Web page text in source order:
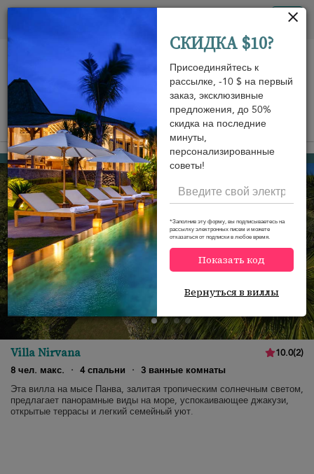
View on map
Cape Panwa
Villa Nirvana 10.0(2)
8 чел. макс.
· 4 спальни · 3 ванные комнаты
Эта вилла на мысе Панва, залитая тропическим солнечным светом,
предлагает панорамные виды на море, успокаивающее джакузи,
открытые террасы и легкий семейный уют.
СКИДКА $10?
Присоединяйтесь к
рассылке, -10 $ на первый
заказ, эксклюзивные
предложения, до 50%
скидка на последние
минуты,
персонализированные
советы!
*Заполнив эту форму, вы подписываетесь на
рассылку электронных писем и можете
отказаться от подписки в любое время.
Показать код
Вернуться в виллы
Панель управления cookies